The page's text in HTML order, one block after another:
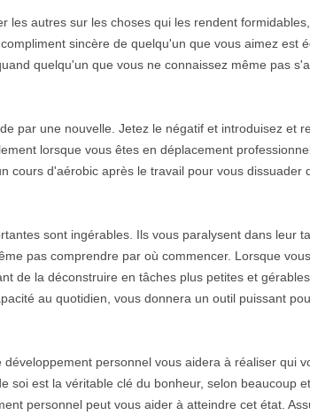
les autres sur les choses qui les rendent
sincère de quelqu'un que vous aimez est
quelqu'un que vous ne connaissez même pas
par une nouvelle. Jetez le négatif et introduisez et
lorsque vous êtes en déplacement
cours d'aérobic après le travail pour vous dissuader
sont ingérables. Ils vous paralysent dans leur
pas comprendre par où commencer. Lorsque
de la déconstruire en tâches plus petites et
au quotidien, vous donnera un outil puissant
développement personnel vous aidera à réaliser qui
soi est la véritable clé du bonheur, selon beaucoup
personnel peut vous aider à atteindre cet état.